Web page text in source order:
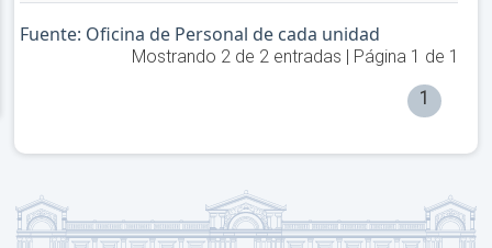
Fuente: Oficina de Personal de cada unidad
Mostrando 2de 2entradas | Página 1 de 1
1